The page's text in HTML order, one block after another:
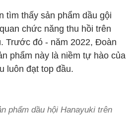
tìm thấy sản phẩm dầu gội
chức năng thu hồi trên
Trước đó - năm 2022, Đoàn
phẩm này là niềm tự hào của
luôn đạt top đầu.
phẩm dầu hội Hanayuki trên